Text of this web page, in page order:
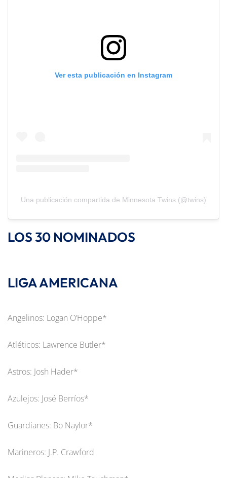
Ver esta publicación en Instagram
Una publicación compartida de Minnesota Twins (@twins)
LOS 30 NOMINADOS
LIGA AMERICANA
Angelinos: Logan O’Hoppe*
Atléticos: Lawrence Butler*
Astros: Josh Hader*
Azulejos: José Berríos*
Guardianes: Bo Naylor*
Marineros: J.P. Crawford